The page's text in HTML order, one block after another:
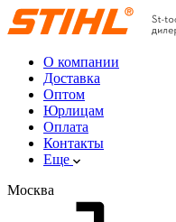
О компании
Доставка
Оптом
Юрлицам
Оплата
Контакты
Еще
Москва